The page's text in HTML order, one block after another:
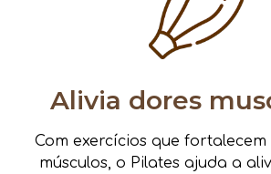
Alivia dores
Com exercícios que
músculos, o Pilates ajuda a